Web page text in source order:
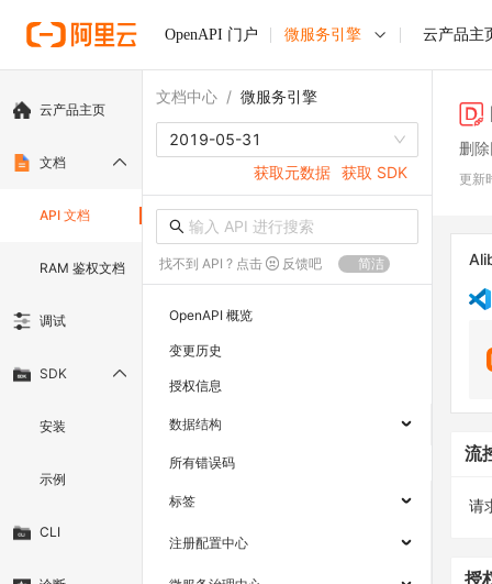
OpenAPI 门户 微服务引擎 云产品主
云产品主页
文档
API 文档
RAM 鉴权文档
调试
SDK
安装
示例
CLI
文档中心 / 微服务引擎
2019-05-31
获取元数据 获取 SDK
找不到 API ? 点击 反馈吧 简洁
OpenAPI 概览
变更历史
授权信息
数据结构
所有错误码
标签
注册配置中心
删
更新
流
请
授